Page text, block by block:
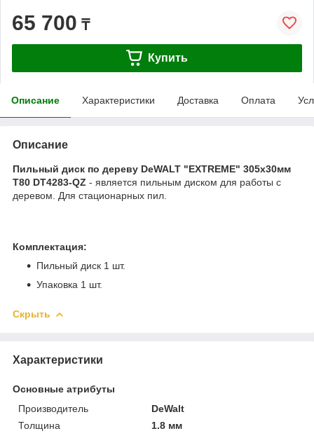
65 700 ₸
Купить
Описание Характеристики Доставка Оплата
Описание
Пильный диск по дереву DeWALT "EXTREME" 305x30мм
T80 DT4283-QZ - является пильным диском для работы с
деревом. Для стационарных пил.
Комплектация:
Пильный диск 1 шт.
Упаковка 1 шт.
Скрыть
Характеристики
Основные атрибуты
Производитель
DeWalt
Толщина
1.8 мм